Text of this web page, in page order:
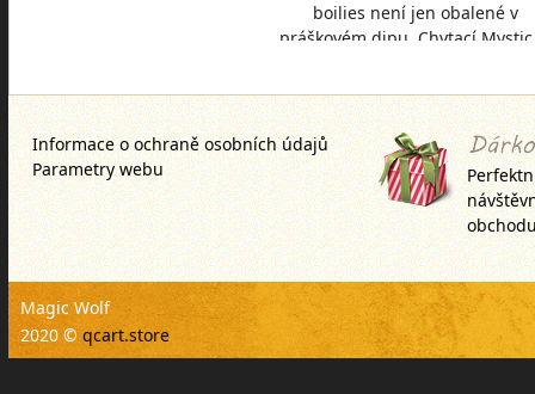
boilies není jen obalené v
práškovém dipu. Chytací
Informace o ochraně osobních údajů
Parametry webu
Magic Wolf
2020 © qcart.store